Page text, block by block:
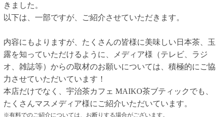
きました。
以下は、一部ですが、ご紹介させていただきます。
内容にもよりますが、たくさんの皆様に美味しい日本茶、玉
露を知っていただけるように、メディア様（テレビ、ラジ
オ、雑誌等）からの取材のお願いについては、積極的にご協
力させていただいています！
本店だけでなく、宇治茶カフェ MAIKO茶ブティックでも、
たくさんマスメディア様にご紹介いただいています。
※有料でのご紹介については、お断りする場合がございます。